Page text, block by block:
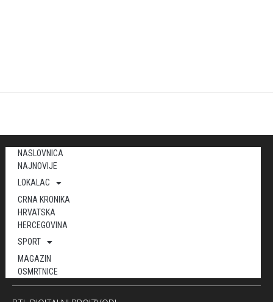
NASLOVNICA
NAJNOVIJE
LOKALAC
CRNA KRONIKA
HRVATSKA
HERCEGOVINA
SPORT
MAGAZIN
OSMRTNICE